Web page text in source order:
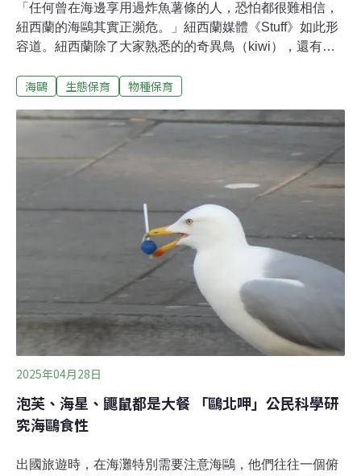
「任何曾在海邊享用過炸魚薯條的人，恐怕都很難相信，
紐西蘭的海鷗其實正瀕危。」紐西蘭媒體《Stuff》如此形
容道。紐西蘭除了大家熟悉的的奇異鳥（kiwi），還有兩
（red-billed gull）。雖然海鷗常在城鎮中現蹤、搶食人類
可危，頻頻出現在城鎮中也是情非得已。族群數量急速下
滑 黑嘴鷗成全球最瀕危海鷗之一黑嘴鷗是紐西蘭特有種，
牠們多在河床植被稀疏的礫石灘繁殖，洪水過後則會移至
附近農田築巢。紐西蘭鳥類線上百科（New Zealand
Birds Online）2016至2017年間的全國普查透過空拍計
算，共發現超過6萬個黑嘴鷗巢位，逾九成分布於南島南
地大區（Southland）及坎特伯雷區（Canterbury），僅有
約1.6%巢位在北島。繁殖季後，南島大部分黑嘴鷗會遷移
海鷗 生態保育 物種保育
2025年04月28日
泡芙、海星、鼴鼠都是大餐 「鷗北呷」公民科學研
究海鷗食性
出國旅遊時，在海灘特別需要注意海鷗，他們往往一個俯